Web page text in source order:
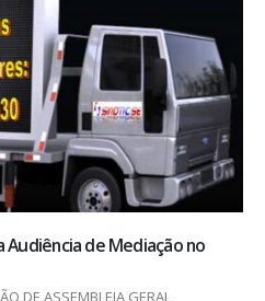
de Mediação no
DE ASSEMBLEIA GERAL